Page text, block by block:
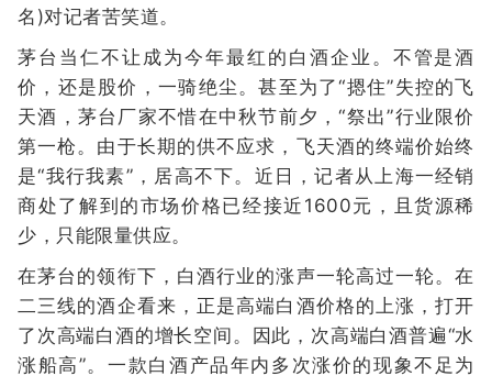
名)对记者苦笑道。
茅台当仁不让成为今年最红的白酒企业。不管是酒
价，还是股价，一骑绝尘。甚至为了“摁住”失控的飞
天酒，茅台厂家不惜在中秋节前夕，“祭出”行业限价
第一枪。由于长期的供不应求，飞天酒的终端价始终
是“我行我素”，居高不下。近日，记者从上海一经销
商处了解到的市场价格已经接近1600元，且货源稀
少，只能限量供应。
在茅台的领衔下，白酒行业的涨声一轮高过一轮。在
二三线的酒企看来，正是高端白酒价格的上涨，打开
了次高端白酒的增长空间。因此，次高端白酒普遍“水
涨船高”。一款白酒产品年内多次涨价的现象不足为